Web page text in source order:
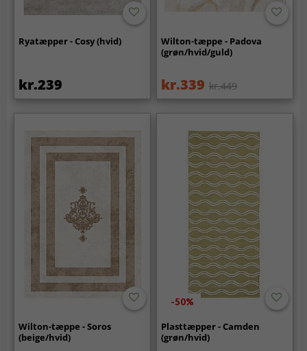
Ryatæpper - Cosy (hvid)
kr.239
Wilton-tæppe - Padova
(grøn/hvid/guld)
kr.339 kr.449
Wilton-tæppe - Soros
(beige/hvid)
-50%
Plasttæpper - Camden
(grøn/hvid)